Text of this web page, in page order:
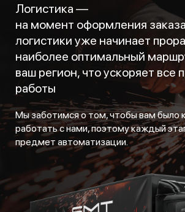
Логистика —
на момент оформления
логистики уже начинает
наиболее оптимальный
ваш регион, что ускоряет все
работы
Мы заботимся о том, чтобы вам было
работать с нами, поэтому каждый
предмет автоматизации.